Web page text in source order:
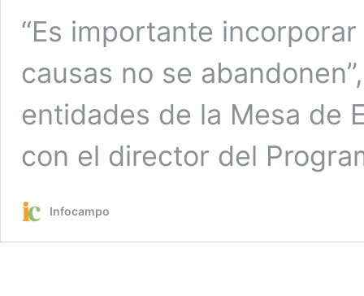
“Es importante
causas no se
entidades de la Mesa de
con el director del
Infocampo